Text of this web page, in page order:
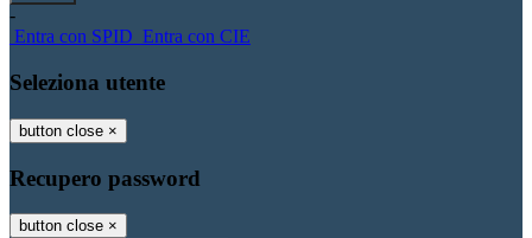
-
Entra con SPID Entra con CIE
Seleziona utente
button close ×
Recupero password
button close ×